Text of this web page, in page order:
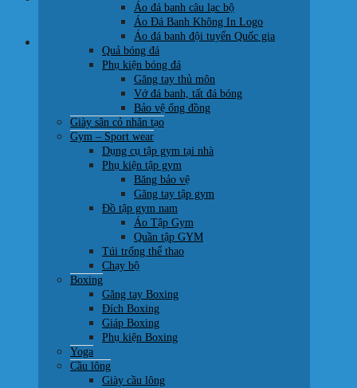
0707 22 77 93
Chưa có sản phẩm trong giỏ hàng.
Quay trở lại cửa hàng
Áo đá banh câu lạc bộ
Áo Đá Banh Không In Logo
Áo đá banh đội tuyển Quốc gia
Quả bóng đá
Phụ kiện bóng đá
Găng tay thủ môn
Vớ đá banh, tất đá bóng
Bảo vệ ống đồng
Giày sân cỏ nhân tạo
Gym – Sport wear
Dụng cụ tập gym tại nhà
Phụ kiện tập gym
Băng bảo vệ
Găng tay tập gym
Đồ tập gym nam
Áo Tập Gym
Quần tập GYM
Túi trống thể thao
Chạy bộ
Boxing
Găng tay Boxing
Đích Boxing
Giáp Boxing
Phụ kiện Boxing
Yoga
Cầu lông
Giày cầu lông